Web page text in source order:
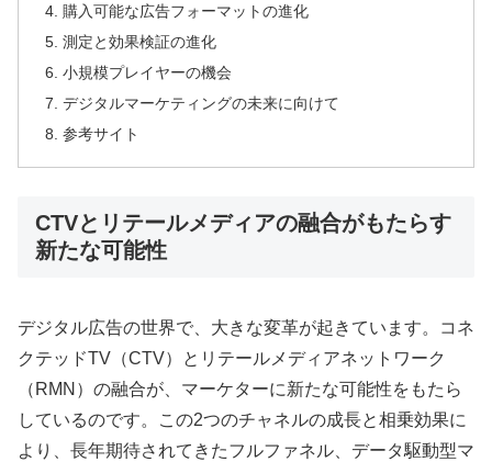
購入可能な広告フォーマットの進化
測定と効果検証の進化
小規模プレイヤーの機会
デジタルマーケティングの未来に向けて
参考サイト
CTVとリテールメディアの融合がもたらす
新たな可能性
デジタル広告の世界で、大きな変革が起きています。コネ
クテッドTV（CTV）とリテールメディアネットワーク
（RMN）の融合が、マーケターに新たな可能性をもたら
しているのです。この2つのチャネルの成長と相乗効果に
より、長年期待されてきたフルファネル、データ駆動型マ